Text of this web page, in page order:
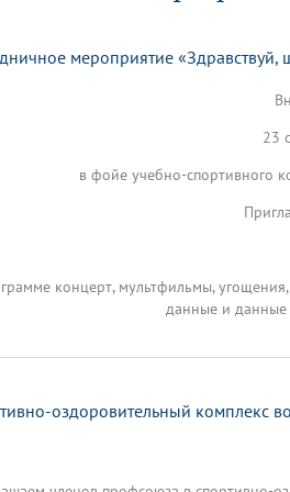
аккредитационный
ЛЭК
выпускников
мероприятие «Здравствуй,
23
в фойе учебно-спортивного
концерт, мультфильмы,
данные и
оздоровительный комплекс